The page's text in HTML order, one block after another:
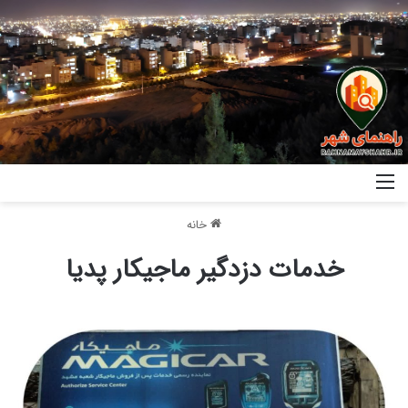
خانه
خدمات دزدگیر ماجیکار پدیا